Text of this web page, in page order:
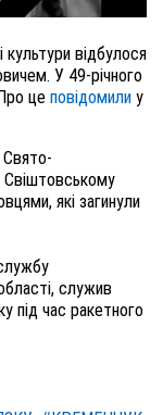
відбулося
У 49-річного
це повідомили у
Свято-
Свіштовському
які загинули
служив
під час ракетного